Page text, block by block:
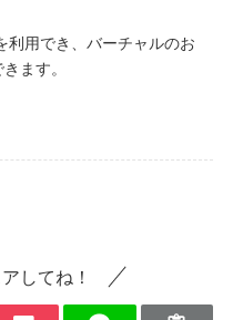
利用でき、バーチャルのお
ます。
してね！